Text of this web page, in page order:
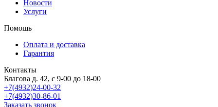
Новости
Услуги
Помощь
Оплата и доставка
Гарантия
Контакты
Благова д. 42, с 9-00 до 18-00
+7(4932)24-00-32
+7(4932)30-86-01
Заказать звонок